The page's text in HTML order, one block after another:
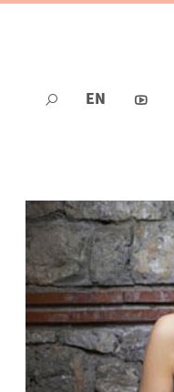

EN
